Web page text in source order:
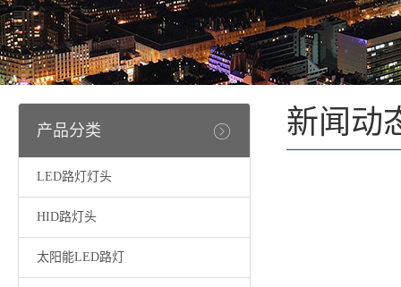
产品分类
LED路灯灯头
HID路灯头
太阳能LED路灯
新闻动